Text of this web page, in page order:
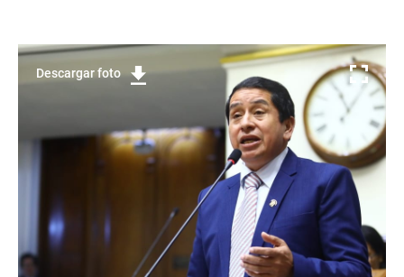
Descargar foto